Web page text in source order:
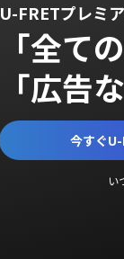
U-FRETプレミ
「全て
「広告
今すぐ
い